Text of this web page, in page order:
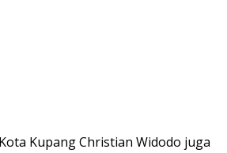
Kupang Christian Widodo juga